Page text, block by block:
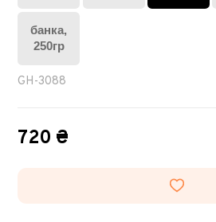
банка,
250гр
GH-3088
720 ₴